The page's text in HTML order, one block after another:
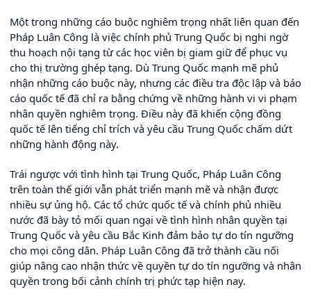
Một trong những cáo buộc nghiêm trọng nhất liên quan đến
Pháp Luân Công là việc chính phủ Trung Quốc bị nghi ngờ
thu hoạch nội tạng từ các học viên bị giam giữ để phục vụ
cho thị trường ghép tạng. Dù Trung Quốc mạnh mẽ phủ
nhận những cáo buộc này, nhưng các điều tra độc lập và báo
cáo quốc tế đã chỉ ra bằng chứng về những hành vi vi phạm
nhân quyền nghiêm trọng. Điều này đã khiến cộng đồng
quốc tế lên tiếng chỉ trích và yêu cầu Trung Quốc chấm dứt
những hành động này.
Trái ngược với tình hình tại Trung Quốc, Pháp Luân Công
trên toàn thế giới vẫn phát triển mạnh mẽ và nhận được
nhiều sự ủng hộ. Các tổ chức quốc tế và chính phủ nhiều
nước đã bày tỏ mối quan ngại về tình hình nhân quyền tại
Trung Quốc và yêu cầu Bắc Kinh đảm bảo tự do tín ngưỡng
cho mọi công dân. Pháp Luân Công đã trở thành cầu nối
giúp nâng cao nhận thức về quyền tự do tín ngưỡng và nhân
quyền trong bối cảnh chính trị phức tạp hiện nay.